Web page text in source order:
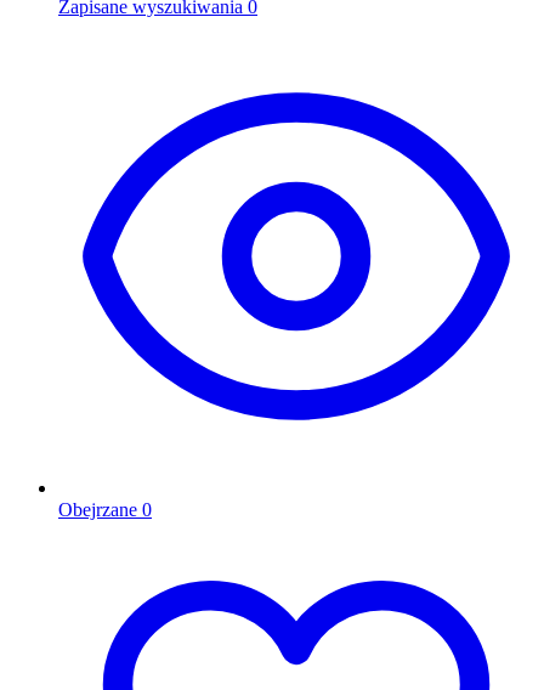
Zapisane wyszukiwania 0
Obejrzane 0